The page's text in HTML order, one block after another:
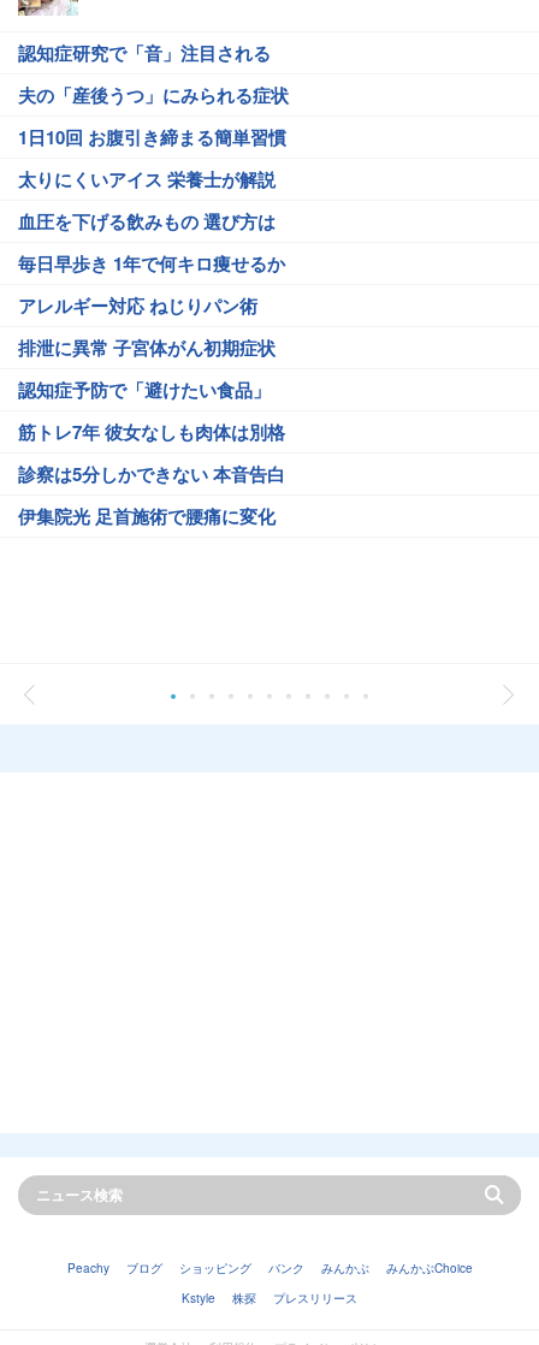
認知症研究で「音」注目される
夫の「産後うつ」にみられる症状
1日10回 お腹引き締まる簡単習慣
太りにくいアイス 栄養士が解説
血圧を下げる飲みもの 選び方は
毎日早歩き 1年で何キロ痩せるか
アレルギー対応 ねじりパン術
排泄に異常 子宮体がん初期症状
認知症予防で「避けたい食品」
筋トレ7年 彼女なしも肉体は別格
診察は5分しかできない 本音告白
伊集院光 足首施術で腰痛に変化
Peachy ブログ ショッピング バンク みんかぶ
みんかぶChoice
Kstyle
株探 プレスリリース